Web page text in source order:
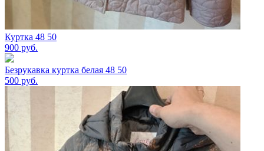
Куртка 48 50
900 руб.
Безрукавка куртка белая 48 50
500 руб.